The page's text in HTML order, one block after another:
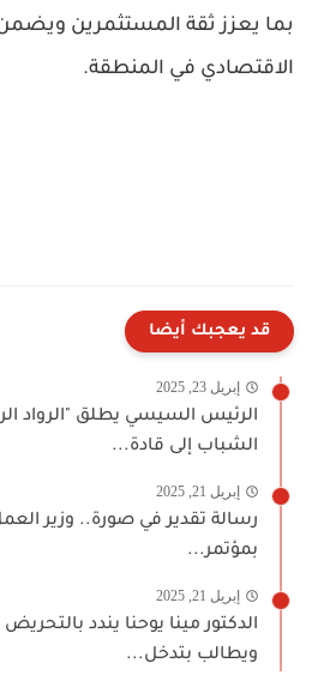
بما يعزز ثقة المستثمرين
الاقتصادي في المنطقة.
قد يعجبك أيضا
إبريل 23, 2025
الرئيس السيسي يطلق "الرواد
الشباب إلى قادة...
إبريل 21, 2025
رسالة تقدير في صورة.. وزير
بمؤتمر...
إبريل 21, 2025
الدكتور مينا يوحنا يندد
ويطالب بتدخل...